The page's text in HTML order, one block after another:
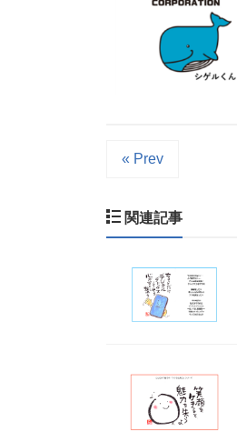
« Prev
関連記事